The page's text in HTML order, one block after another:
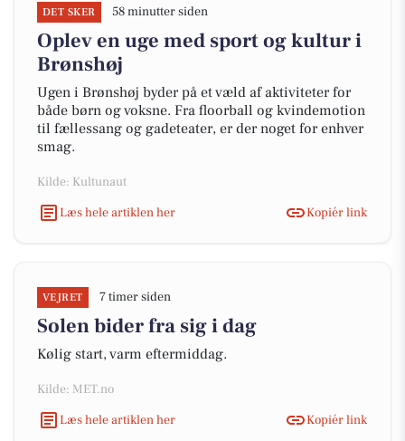
DET SKER 58 minutter siden
Oplev en uge med sport og kultur i
Brønshøj
Ugen i Brønshøj byder på et væld af aktiviteter for
både børn og voksne. Fra floorball og kvindemotion
til fællessang og gadeteater, er der noget for enhver
smag.
Kilde: Kultunaut
Læs hele artiklen her
Kopiér link
VEJRET 7 timer siden
Solen bider fra sig i dag
Kølig start, varm eftermiddag.
Kilde: MET.no
Læs hele artiklen her
Kopiér link